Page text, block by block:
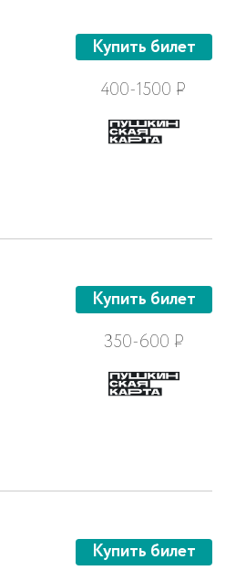
Купить билет
400-1500 Р
Купить билет
350-600 Р
Купить билет